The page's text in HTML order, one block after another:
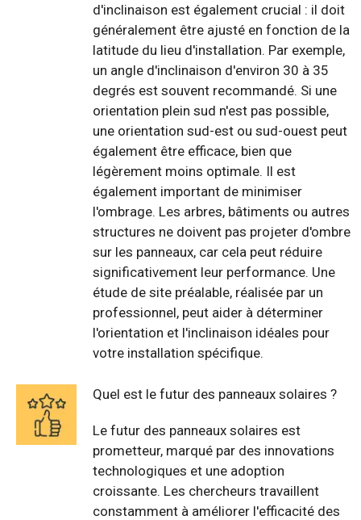
d'inclinaison est également crucial : il doit
généralement être ajusté en fonction de la
latitude du lieu d'installation. Par exemple,
un angle d'inclinaison d'environ 30 à 35
degrés est souvent recommandé. Si une
orientation plein sud n'est pas possible,
une orientation sud-est ou sud-ouest peut
également être efficace, bien que
légèrement moins optimale. Il est
également important de minimiser
l'ombrage. Les arbres, bâtiments ou autres
structures ne doivent pas projeter d'ombre
sur les panneaux, car cela peut réduire
significativement leur performance. Une
étude de site préalable, réalisée par un
professionnel, peut aider à déterminer
l'orientation et l'inclinaison idéales pour
votre installation spécifique.
Quel est le futur des panneaux solaires ?
Le futur des panneaux solaires est
prometteur, marqué par des innovations
technologiques et une adoption
croissante. Les chercheurs travaillent
constamment à améliorer l'efficacité des